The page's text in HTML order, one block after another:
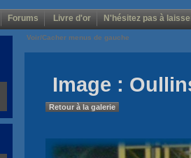
Forums Livre d'or N'hésitez pas à
Voir/Cacher menus de gauche
Image :
Retour à la galerie